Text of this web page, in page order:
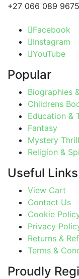
+27 066 089 9675
Facebook
Instagram
YouTube
Popular
Biographies
Childrens
Education &
Fantasy
Mystery
Religion &
Useful Links
View Cart
Contact Us
Cookie
Privacy
Returns &
Terms &
Proudly